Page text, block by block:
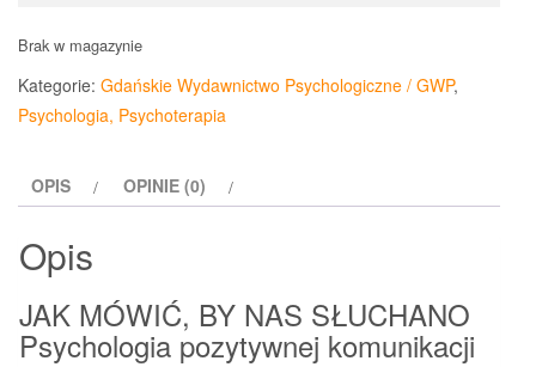
Brak w magazynie
Kategorie: Gdańskie Wydawnictwo Psychologiczne / GWP,
Psychologia, Psychoterapia
OPIS OPINIE (0)
Opis
JAK MÓWIĆ, BY NAS SŁUCHANO
Psychologia pozytywnej komunikacji